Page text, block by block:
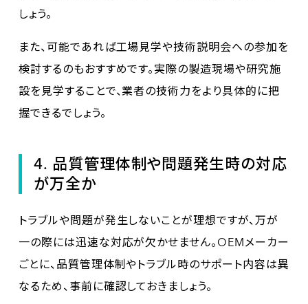
しょう。
また、可能であれば工場見学や技術説明会への参加を
検討するのもおすすめです。実際の製造現場や研究施
設を見学することで、業者の技術力をより具体的に把
握できるでしょう。
4. 品質管理体制や問題発生時の対応
が万全か
トラブルや問題が発生しないことが理想ですが、万が
一の際には迅速な対応が欠かせません。OEMメーカー
ごとに、品質管理体制やトラブル時のサポート内容は異
なるため、事前に確認しておきましょう。